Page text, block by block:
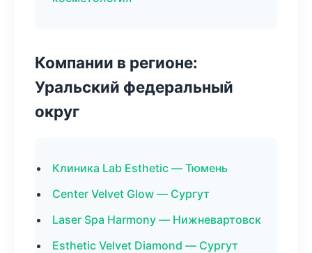
Компании в регионе:
Уральский федеральный
округ
Клиника Lab Esthetic — Тюмень
Center Velvet Glow — Сургут
Laser Spa Harmony — Нижневартовск
Esthetic Velvet Diamond — Сургут